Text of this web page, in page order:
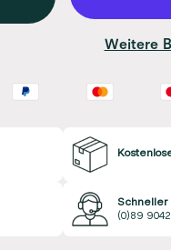
Weitere
Schneller
(0)89